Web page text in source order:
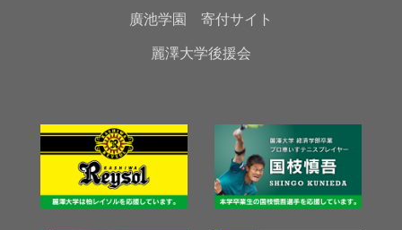
廣池学園 寄付サイト
麗澤大学後援会